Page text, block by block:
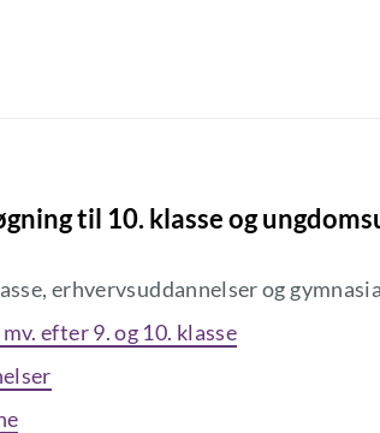
til 10. klasse og
erhvervsuddannelser og
efter 9. og 10. klasse